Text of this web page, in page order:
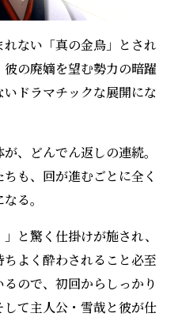
ない「真の金烏」とされ
の廃嫡を望む勢力の暗躍
ドラマチックな展開にな
、どんでん返しの連続。
も、回が進むごとに全く
る。
と驚く仕掛けが施され、
よく酔わされること必至
ので、初回からしっかり
て主人公・雪哉と彼が仕